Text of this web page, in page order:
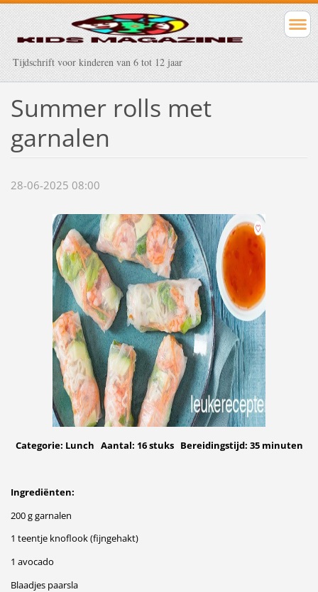
Tijdschrift voor kinderen van 6 tot 12 jaar
Summer rolls met
garnalen
28-06-2025 08:00
Categorie: Lunch Aantal: 16 stuks Bereidingstijd: 35minuten
Ingrediënten:
200 g garnalen
1 teentje knoflook (fijngehakt)
1 avocado
Blaadjes paarsla